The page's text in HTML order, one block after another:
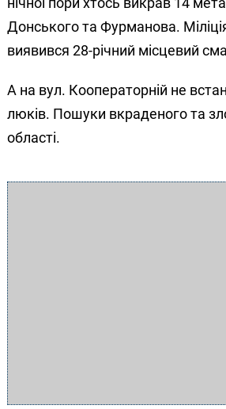
Донського та Фурманова.
виявився 28-річний місцевий
А на вул. Кооператорній не
люків. Пошуки вкраденого та
області.